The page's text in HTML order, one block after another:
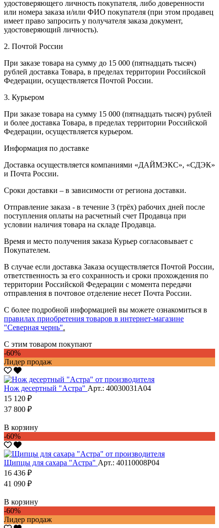
удостоверяющего личность покупателя, либо доверенности
или номера заказа и/или ФИО покупателя (при этом продавец
имеет право запросить у получателя заказа документ,
удостоверяющий личность).
2. Почтой России
При заказе товара на сумму до 15 000 (пятнадцать тысяч)
рублей доставка Товара, в пределах территории Российской
Федерации, осуществляется Почтой России.
3. Курьером
При заказе товара на сумму 15 000 (пятнадцать тысяч) рублей
и более доставка Товара, в пределах территории Российской
Федерации, осуществляется курьером.
Информация по доставке
Доставка осуществляется компаниями «ДАЙМЭКС», «СДЭК»
и Почта России.
Сроки доставки – в зависимости от региона доставки.
Отправление заказа - в течение 3 (трёх) рабочих дней после
поступления оплаты на расчетный счет Продавца при
условии наличия товара на складе Продавца.
Время и место получения заказа Курьер согласовывает с
Покупателем.
В случае если доставка Заказа осуществляется Почтой России,
ответственность за его сохранность и сроки прохождения по
территории Российской Федерации с момента передачи
отправления в почтовое отделение несет Почта России.
С более подробной информацией вы можете ознакомиться в
правилах приобретения товаров в интернет-магазине
"Северная чернь".
С этим товаром покупают
-60%
Лидер продаж
Нож десертный "Астра" Арт.: 40030031А04
15 120 ₽
37 800 ₽
В корзину
-60%
Щипцы для сахара "Астра" Арт.: 40110008Р04
16 436 ₽
41 090 ₽
В корзину
-60%
Лидер продаж